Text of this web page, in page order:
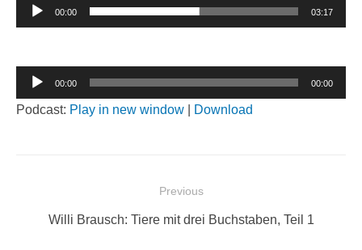
Audio-
Player
00:00 03:17
Audio-
Player
00:00 00:00
Podcast: Play in new window Download
BeitragsnavigationPrevious
Previous
Willi Brausch: Tiere mit drei Buchstaben, Teil 1